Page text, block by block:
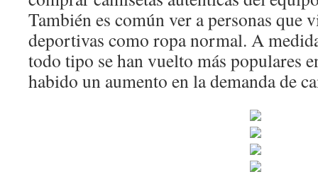
También es común ver a personas que
deportivas como ropa normal. A
todo tipo se han vuelto más populares
habido un aumento en la demanda de